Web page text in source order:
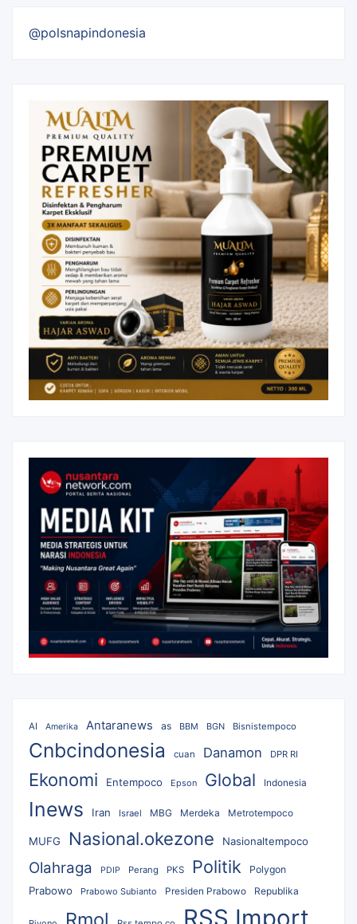
@polsnapindonesia
AI Amerika Antaranews as BBM BGN Bisnistempoco
Cnbcindonesia cuan Danamon DPR RI
Ekonomi Entempoco Epson Global Indonesia
Inews Iran Israel MBG Merdeka Metrotempoco
MUFG Nasional.okezone Nasionaltempoco
Olahraga PDIP Perang PKS Politik Polygon
Prabowo Prabowo Subianto Presiden Prabowo Republika
RSS Import